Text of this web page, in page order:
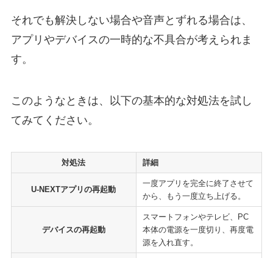
それでも解決しない場合や音声とずれる場合は、
アプリやデバイスの一時的な不具合が考えられま
す。
このようなときは、以下の基本的な対処法を試し
てみてください。
対処法 詳細
U-NEXTアプリの再起動
一度アプリを完全に終了させて
から、もう一度立ち上げる。
デバイスの再起動
スマートフォンやテレビ、PC
本体の電源を一度切り、再度電
源を入れ直す。